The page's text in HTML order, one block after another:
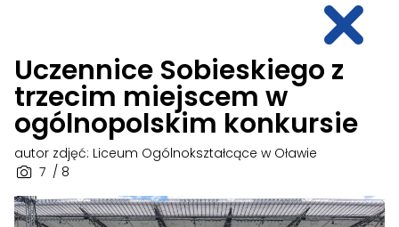
Uczennice Sobieskiego z
trzecim miejscem w
ogólnopolskim konkursie
7 / 8
autor zdjęć: Liceum Ogólnokształcące w Oławie